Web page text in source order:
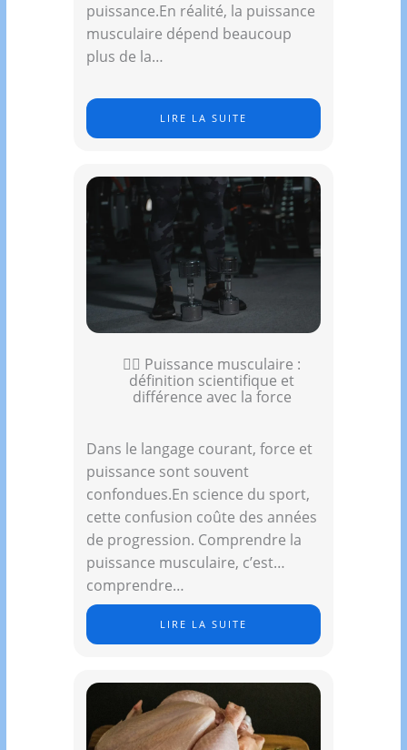
puissance.En réalité, la puissance
musculaire dépend beaucoup
plus de la…
LIRE LA SUITE
🏋️‍♂️ Puissance musculaire :
définition scientifique et
différence avec la force
Dans le langage courant, force et
puissance sont souvent
confondues.En science du sport,
cette confusion coûte des années
de progression. Comprendre la
puissance musculaire, c’est
comprendre…
LIRE LA SUITE